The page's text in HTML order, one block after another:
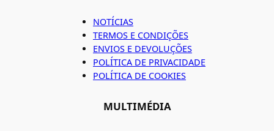
NOTÍCIAS
TERMOS E CONDIÇÕES
ENVIOS E DEVOLUÇÕES
POLÍTICA DE PRIVACIDADE
POLÍTICA DE COOKIES
MULTIMÉDIA